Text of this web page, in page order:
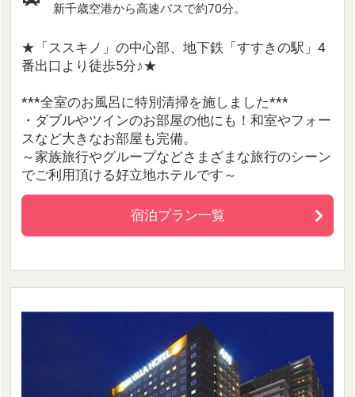
新千歳空港から高速バスで約70分。
★「ススキノ」の中心部、地下鉄「すすきの駅」4
番出口より徒歩5分♪★
***全室のお風呂に特別清掃を施しました***
・ダブルやツインのお部屋の他にも！和室やフォー
スなど大きなお部屋も完備。
～家族旅行やグループなどさまざまな旅行のシーン
でご利用頂ける好立地ホテルです～
宿泊プラン一覧